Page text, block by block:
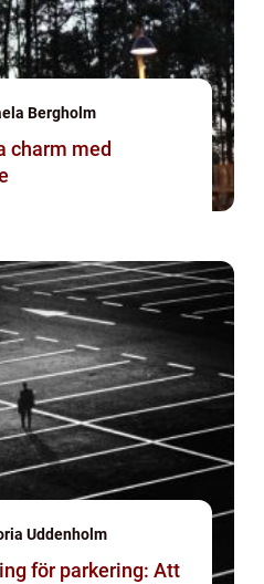
Bergholm
charm med
Uddenholm
för parkering: Att